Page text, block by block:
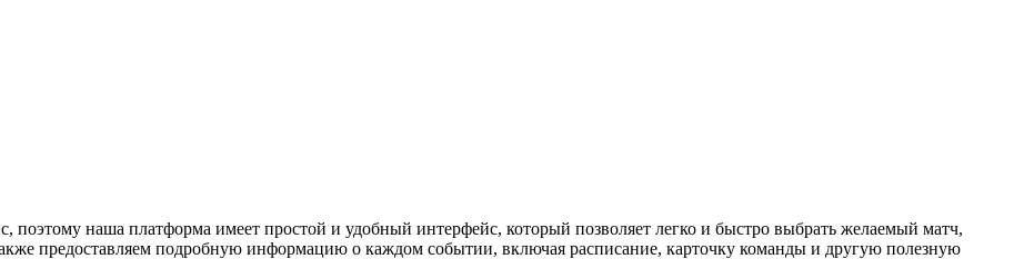
наша платформа имеет простой и удобный интерфейс, который позволяет легко и быстро выбрать желаемый матч,
предоставляем подробную информацию о каждом событии, включая расписание, карточку команды и другую полезную